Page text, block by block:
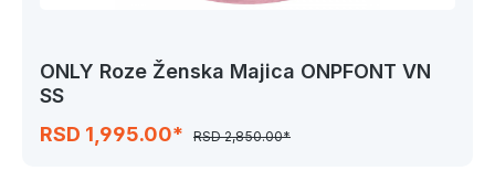
ONLY Roze Ženska Majica ONPFONT VN
SS
RSD 1,995.00*
RSD 2,850.00*